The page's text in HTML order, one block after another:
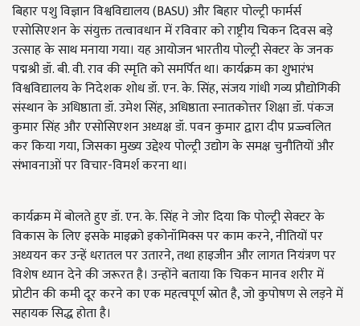
बिहार पशु विज्ञान विश्वविद्यालय (BASU) और बिहार पोल्ट्री फार्मर्स
एसोसिएशन के संयुक्त तत्वावधान में रविवार को राष्ट्रीय चिकन दिवस बड़े
उत्साह के साथ मनाया गया। यह आयोजन भारतीय पोल्ट्री सेक्टर के जनक
पद्मश्री डॉ. बी. वी. राव की स्मृति को समर्पित था। कार्यक्रम का शुभारंभ
विश्वविद्यालय के निदेशक शोध डॉ. एन. के. सिंह, संजय गांधी गव्य प्रौद्योगिकी
संस्थान के अधिष्ठाता डॉ. उमेश सिंह, अधिष्ठाता स्नातकोत्तर शिक्षा डॉ. पंकज
कुमार सिंह और एसोसिएशन अध्यक्ष डॉ. पवन कुमार द्वारा दीप प्रज्ज्वलित
कर किया गया, जिसका मुख्य उद्देश्य पोल्ट्री उद्योग के समक्ष चुनौतियों और
संभावनाओं पर विचार-विमर्श करना था।
कार्यक्रम में बोलते हुए डॉ. एन. के. सिंह ने जोर दिया कि पोल्ट्री सेक्टर के
विकास के लिए इसके माइक्रो इकोनॉमिक्स पर काम करने, नीतियों पर
अध्ययन कर उन्हें धरातल पर उतारने, तथा हाइजीन और लागत नियंत्रण पर
विशेष ध्यान देने की जरूरत है। उन्होंने बताया कि चिकन मानव शरीर में
प्रोटीन की कमी दूर करने का एक महत्वपूर्ण स्रोत है, जो कुपोषण से लड़ने में
सहायक सिद्ध होता है।